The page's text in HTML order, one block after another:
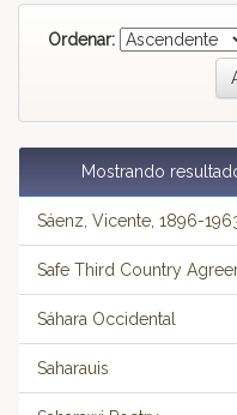
Ordenar:
Mostrando
Sáenz, Vicente, 1896-
Safe Third Country
Sáhara Occidental
Saharauis